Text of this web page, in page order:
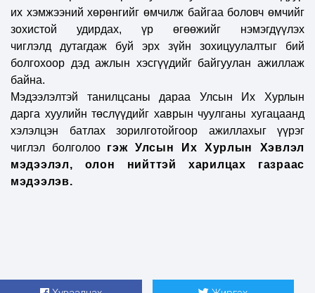
их хэмжээний хөрөнгийг өмчилж байгаа боловч өмчийг
зохистой удирдах, үр өгөөжийг нэмэгдүүлэх
чиглэлд дутагдаж буй эрх зүйн зохицуулалтыг бий
болгохоор дэд ажлын хэсгүүдийг байгуулан ажиллаж
байна.
Мэдээлэлтэй танилцсаны дараа Улсын Их Хурлын
дарга хуулийн төслүүдийг хаврын чуулганы хугацаанд
хэлэлцэн батлах зорилготойгоор ажиллахыг үүрэг
чиглэл болголоо гэж Улсын Их Хурлын Хэвлэл
мэдээлэл, олон нийттэй харилцах газраас
мэдээлэв.